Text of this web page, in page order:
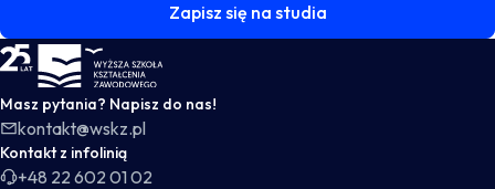
Zapisz się na studia
WSKZ - strona główna
Masz pytania? Napisz do nas!
kontakt@wskz.pl
Kontakt z infolinią
+48 22 602 01 02